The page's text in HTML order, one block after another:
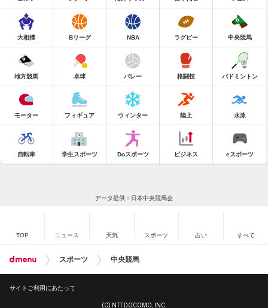
大相撲 Bリーグ NBA ラグビー 中央競馬
地方競馬 卓球 バレー 格闘技 バドミントン
モーター フィギュア ウィンター 陸上 水泳
自転車 学生スポーツ Doスポーツ ビジネス eスポーツ
データ提供：日本中央競馬会
TOP ニュース 天気 スポーツ 占い すべて
スポーツ 中央競馬
サイトご利用にあたって
(C) NTT DOCOMO, INC.